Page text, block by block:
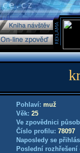
Pohlaví: muž
Věk: 25
Ve zpovědnici
Číslo profilu: 78097
Naposledy se
Poslední